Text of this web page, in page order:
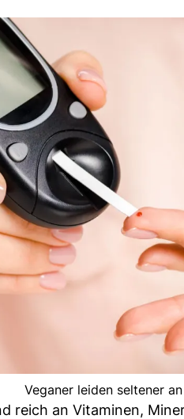
Veganer leiden seltener
reich an Vitaminen,